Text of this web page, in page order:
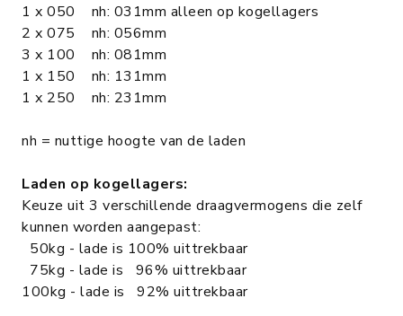
1 x 050 nh: 031mm alleen op kogellagers
2 x 075 nh: 056mm
3 x 100 nh: 081mm
1 x 150 nh: 131mm
1 x 250 nh: 231mm
nh = nuttige hoogte van de laden
Laden op kogellagers:
Keuze uit 3 verschillende draagvermogens die zelf
kunnen worden aangepast:
50kg - lade is 100% uittrekbaar
75kg - lade is 96% uittrekbaar
100kg - lade is 92% uittrekbaar